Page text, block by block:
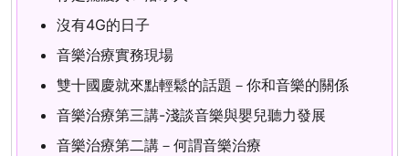
沒有4G的日子
音樂治療實務現場
雙十國慶就來點輕鬆的話題－你和音樂的關係
音樂治療第三講-淺談音樂與嬰兒聽力發展
音樂治療第二講－何謂音樂治療